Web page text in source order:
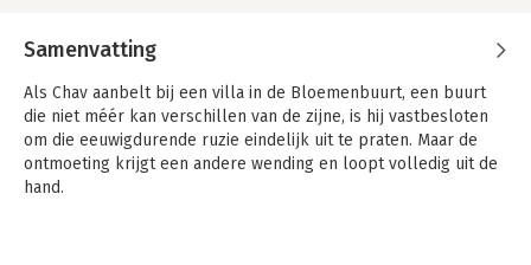
Samenvatting
Als Chav aanbelt bij een villa in de Bloemenbuurt, een buurt
die niet méér kan verschillen van de zijne, is hij vastbesloten
om die eeuwigdurende ruzie eindelijk uit te praten. Maar de
ontmoeting krijgt een andere wending en loopt volledig uit de
hand.